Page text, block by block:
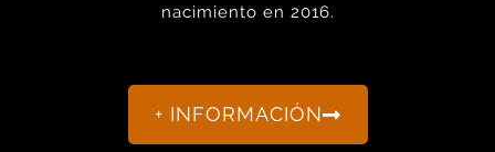
nacimiento en 2016.
+ INFORMACIÓN